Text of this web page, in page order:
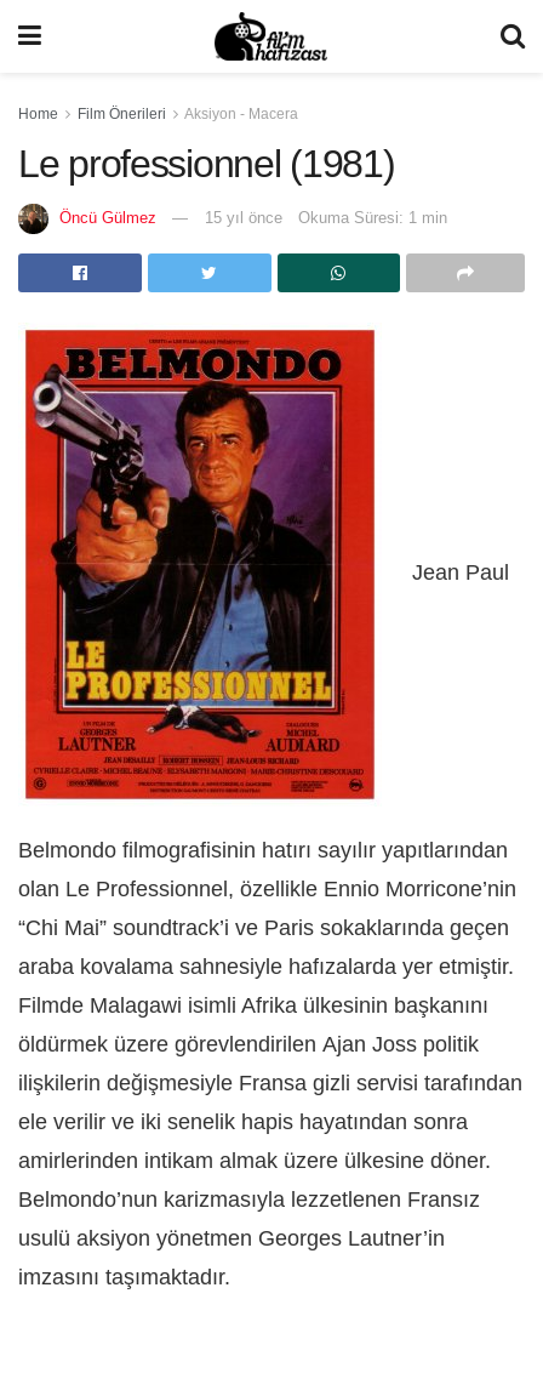
Home Film Önerileri Aksiyon - Macera
Le professionnel (1981)
Öncü Gülmez 15 yıl önce Okuma Süresi: 1 min
Jean Paul
Belmondo filmografisinin hatırı sayılır yapıtlarından
olan Le Professionnel, özellikle Ennio Morricone’nin
“Chi Mai” soundtrack’i ve Paris sokaklarında geçen
araba kovalama sahnesiyle hafızalarda yer etmiştir.
Filmde Malagawi isimli Afrika ülkesinin başkanını
öldürmek üzere görevlendirilen Ajan Joss politik
ilişkilerin değişmesiyle Fransa gizli servisi tarafından
ele verilir ve iki senelik hapis hayatından sonra
amirlerinden intikam almak üzere ülkesine döner.
Belmondo’nun karizmasıyla lezzetlenen Fransız
usulü aksiyon yönetmen Georges Lautner’in
imzasını taşımaktadır.